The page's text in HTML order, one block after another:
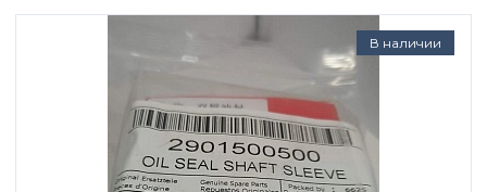
В наличии